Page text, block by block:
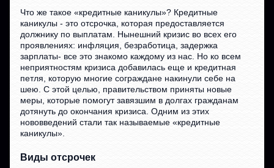
Что же такое «кредитные каникулы»? Кредитные
каникулы - это отсрочка, которая предоставляется
должнику по выплатам. Нынешний кризис во всех его
проявлениях: инфляция, безработица, задержка
зарплаты- все это знакомо каждому из нас. Но ко всем
неприятностям кризиса добавилась еще и кредитная
петля, которую многие сограждане накинули себе на
шею. С этой целью, правительством приняты новые
меры, которые помогут завязшим в долгах гражданам
дотянуть до окончания кризиса. Одним из этих
нововведений стали так называемые «кредитные
каникулы».
Виды отсрочек